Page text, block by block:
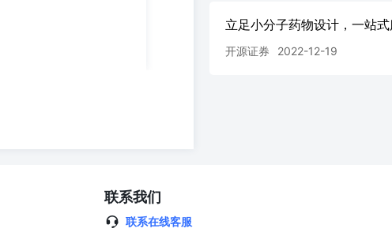
立足小分子药物设计，一站
开源证券 2022-12-19
联系我们
联系在线客服